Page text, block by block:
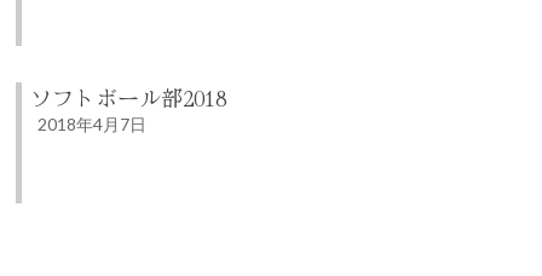
ソフトボール部2018
2018年4月7日